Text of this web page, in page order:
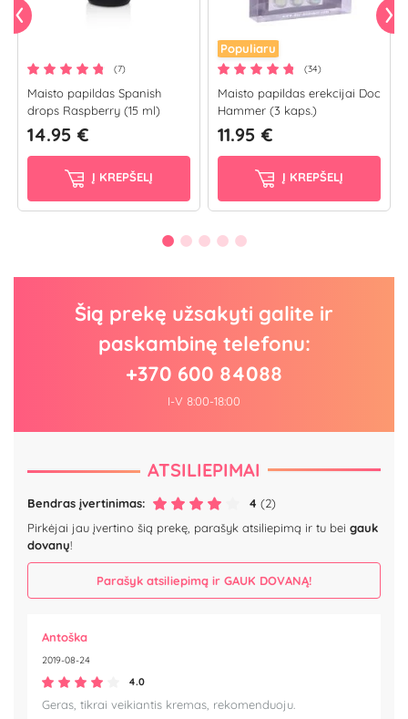
(7)
Maisto papildas Spanish
drops Raspberry (15 ml)
14.95 €
Į KREPŠELĮ
Populiaru
(34)
Maisto papildas erekcijai Doc
Hammer (3 kaps.)
11.95 €
Į KREPŠELĮ
Šią prekę užsakyti galite ir
paskambinę telefonu:
+370 600 84088
I-V 8:00-18:00
ATSILIEPIMAI
Bendras įvertinimas: 4 (2)
Pirkėjai jau įvertino šią prekę, parašyk atsiliepimą ir tu bei gauk
dovanų!
Parašyk atsiliepimą ir GAUK DOVANĄ!
Antoška
2019-08-24
4.0
Geras, tikrai veikiantis kremas, rekomenduoju.